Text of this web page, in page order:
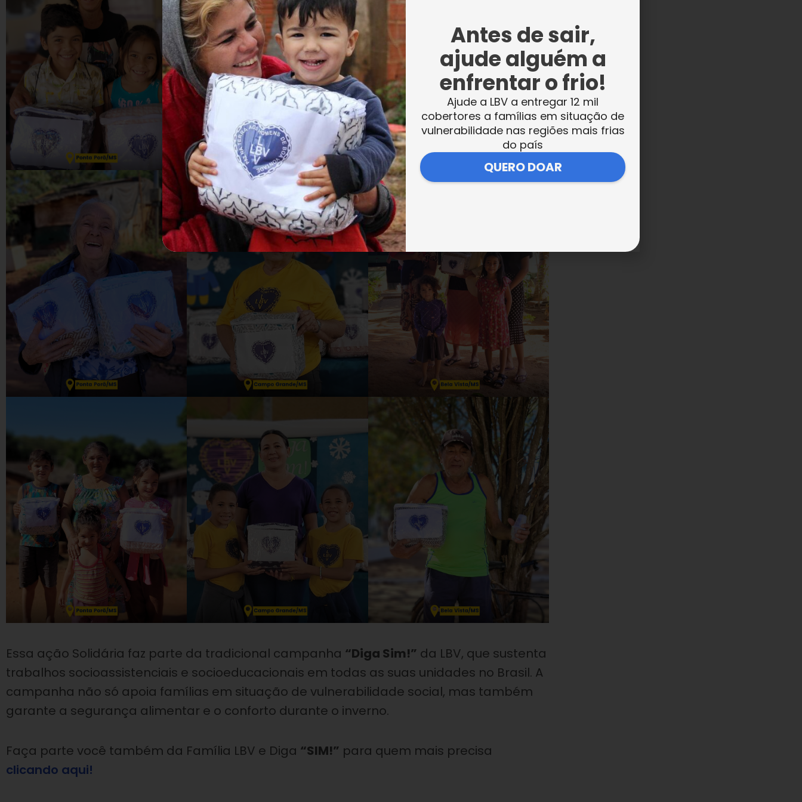
Essa ação Solidária faz parte da tradicional campanha “Diga Sim!” da LBV, que sustenta
trabalhos socioassistenciais e socioeducacionais em todas as suas unidades no Brasil. A
campanha não só apoia famílias em situação de vulnerabilidade social, mas também
garante a segurança alimentar e o conforto durante o inverno.
Faça parte você também da Família LBV e Diga “SIM!” para quem mais precisa
clicando aqui!
Antes de sair,
ajude alguém a
enfrentar o frio!
Ajude a LBV a entregar 12 mil
cobertores a famílias em situação de
vulnerabilidade nas regiões mais frias
do país
QUERO DOAR